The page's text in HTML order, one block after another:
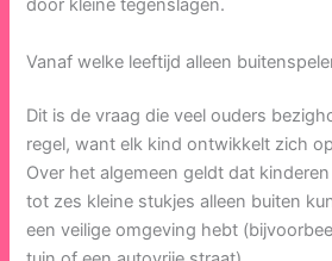
door kleine tegenslagen.
Vanaf welke leeftijd alleen
Dit is de vraag die veel ouders
regel, want elk kind ontwikkelt zich
Over het algemeen geldt dat
tot zes kleine stukjes alleen buiten
een veilige omgeving hebt